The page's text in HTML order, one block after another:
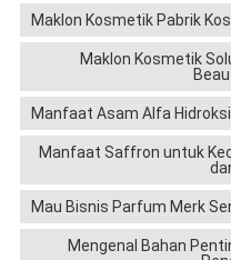
Maklon Kosmetik Pabrik
Maklon Kosmetik
Manfaat Asam Alfa Hidroksi
Manfaat Saffron untuk
Mau Bisnis Parfum Merk
Mengenal Bahan